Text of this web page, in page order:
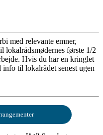
med relevante emner,
lokalrådsmødernes første 1/2
Hvis du har en kringlet
info til lokalrådet senest ugen